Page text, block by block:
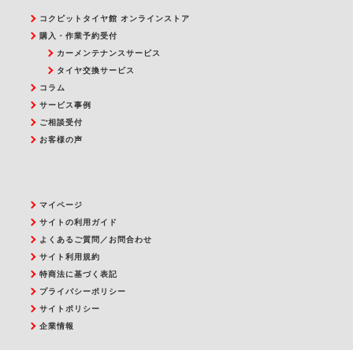
コクピットタイヤ館 オンラインストア
購入・作業予約受付
カーメンテナンスサービス
タイヤ交換サービス
コラム
サービス事例
ご相談受付
お客様の声
マイページ
サイトの利用ガイド
よくあるご質問／お問合わせ
サイト利用規約
特商法に基づく表記
プライバシーポリシー
サイトポリシー
企業情報